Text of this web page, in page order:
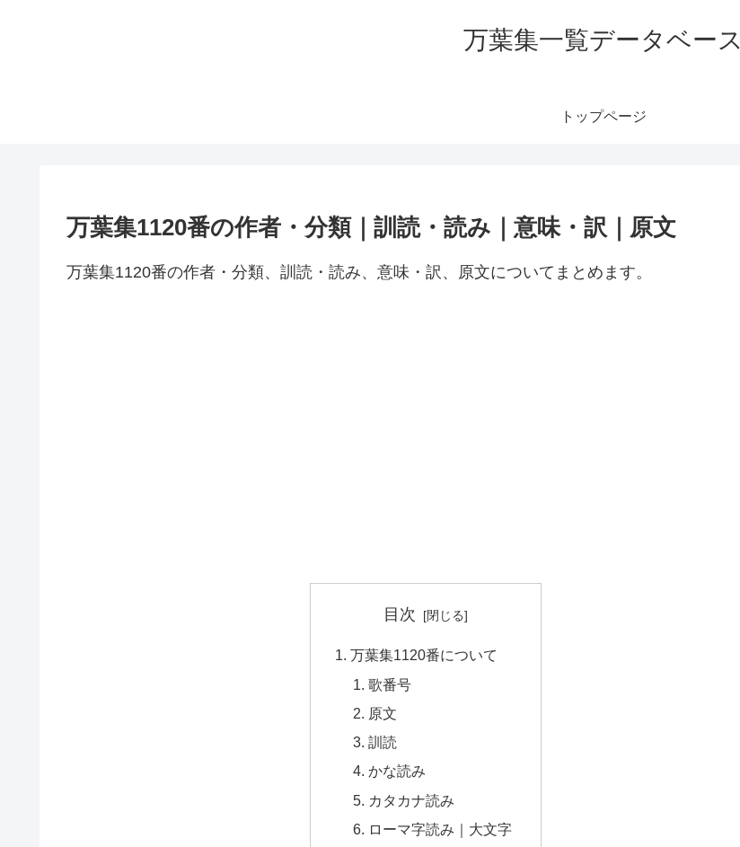
万葉集一覧データベース
トップページ
万葉集1120番の作者・分類｜訓読・読み｜意味・訳｜原文
万葉集1120番の作者・分類、訓読・読み、意味・訳、原文についてまとめます。
目次
万葉集1120番について
歌番号
原文
訓読
かな読み
カタカナ読み
ローマ字読み｜大文字